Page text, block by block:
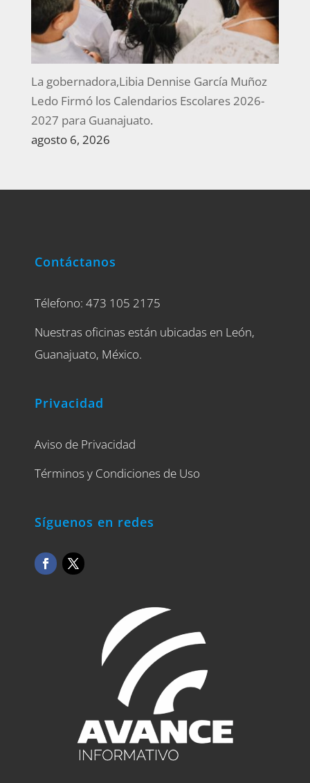
La gobernadora,Libia Dennise García Muñoz
Ledo Firmó los Calendarios Escolares 2026-
2027 para Guanajuato.
agosto 6, 2026
Contáctanos
Télefono: 473 105 2175
Nuestras oficinas están ubicadas en León,
Guanajuato, México.
Privacidad
Aviso de Privacidad
Términos y Condiciones de Uso
Síguenos en redes